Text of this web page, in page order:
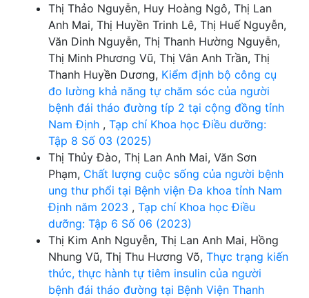
Thị Thảo Nguyễn, Huy Hoàng Ngô, Thị Lan
Anh Mai, Thị Huyền Trinh Lê, Thị Huế Nguyễn,
Văn Dinh Nguyễn, Thị Thanh Hường Nguyễn,
Thị Minh Phương Vũ, Thị Vân Anh Trần, Thị
Thanh Huyền Dương, Kiểm định bộ công cụ
đo lường khả năng tự chăm sóc của người
bệnh đái tháo đường típ 2 tại cộng đồng tỉnh
Nam Định , Tạp chí Khoa học Điều dưỡng:
Tập 8 Số 03 (2025)
Thị Thủy Đào, Thị Lan Anh Mai, Văn Sơn
Phạm, Chất lượng cuộc sống của người bệnh
ung thư phổi tại Bệnh viện Đa khoa tỉnh Nam
Định năm 2023 , Tạp chí Khoa học Điều
dưỡng: Tập 6 Số 06 (2023)
Thị Kim Anh Nguyễn, Thị Lan Anh Mai, Hồng
Nhung Vũ, Thị Thu Hương Võ, Thực trạng kiến
thức, thực hành tự tiêm insulin của người
bệnh đái tháo đường tại Bệnh Viện Thanh